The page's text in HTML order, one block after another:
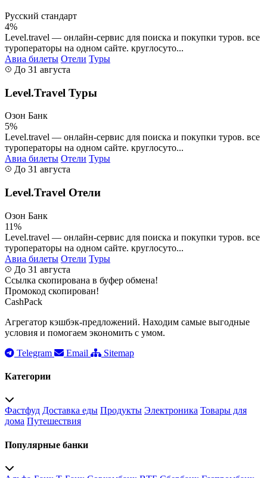
Русский стандарт
4%
Level.travel — онлайн-сервис для поиска и покупки туров. все
туроператоры на одном сайте. круглосуто...
Авиа билеты Отели Туры
До 31 августа
Level.Travel Туры
Озон Банк
5%
Level.travel — онлайн-сервис для поиска и покупки туров. все
туроператоры на одном сайте. круглосуто...
Авиа билеты Отели Туры
До 31 августа
Level.Travel Отели
Озон Банк
11%
Level.travel — онлайн-сервис для поиска и покупки туров. все
туроператоры на одном сайте. круглосуто...
Авиа билеты Отели Туры
До 31 августа
Ссылка скопирована в буфер обмена!
Промокод скопирован!
CashPack
Агрегатор кэшбэк-предложений. Находим самые выгодные
условия и помогаем экономить с умом.
Telegram
Email Sitemap
Категории
Фастфуд Доставка еды Продукты Электроника Товары для
дома Путешествия
Популярные банки